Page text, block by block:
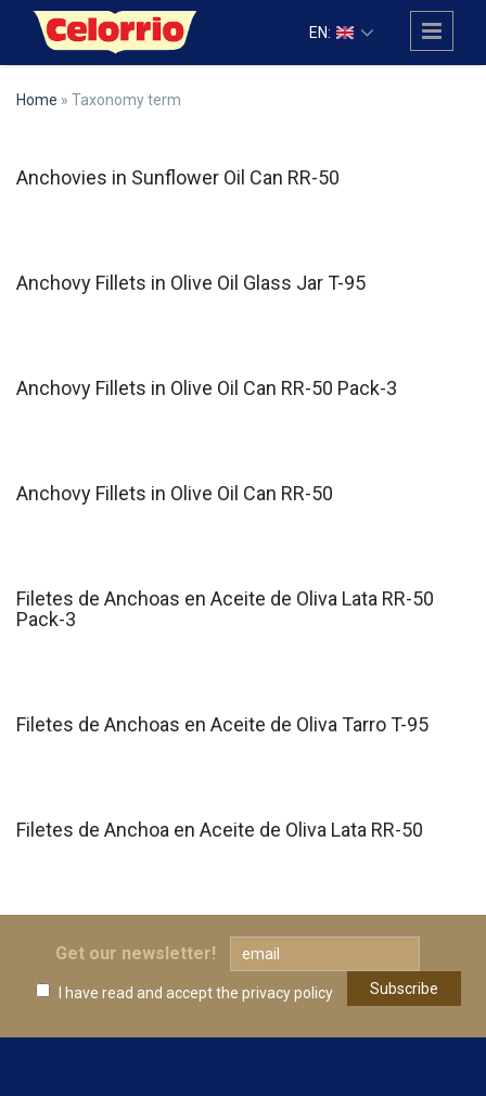
Skip to main content
EN:
Home » Taxonomy term
Anchovies in Sunflower Oil Can RR-50
Anchovy Fillets in Olive Oil Glass Jar T-95
Anchovy Fillets in Olive Oil Can RR-50 Pack-3
Anchovy Fillets in Olive Oil Can RR-50
Filetes de Anchoas en Aceite de Oliva Lata RR-50
Pack-3
Filetes de Anchoas en Aceite de Oliva Tarro T-95
Filetes de Anchoa en Aceite de Oliva Lata RR-50
Get our newsletter!
I have read and acceptthe privacy policy